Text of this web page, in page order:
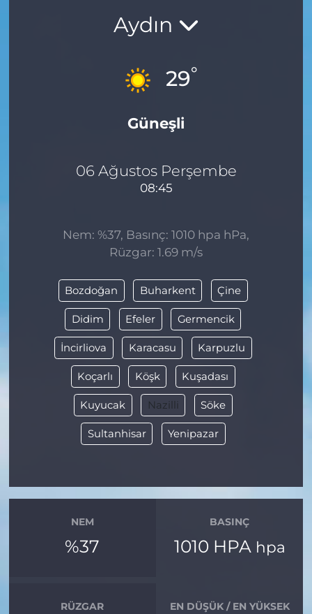
Aydın
29°
Güneşli
06 Ağustos Perşembe
08:45
Nem: %37, Basınç: 1010 hpa hPa,
Rüzgar: 1.69 m/s
Bozdoğan Buharkent Çine
Didim Efeler Germencik
İncirliova Karacasu Karpuzlu
Koçarlı Köşk Kuşadası
Kuyucak Nazilli Söke
Sultanhisar Yenipazar
NEM
%37
BASINÇ
1010 HPA hpa
RÜZGAR EN DÜŞÜK / EN YÜKSEK
GÜNCEL